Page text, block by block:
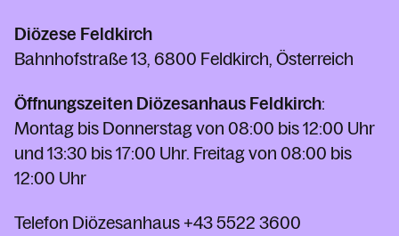
Diözese Feldkirch
Bahnhofstraße 13, 6800 Feldkirch, Österreich
Öffnungszeiten Diözesanhaus Feldkirch:
Montag bis Donnerstag von 08:00 bis 12:00 Uhr
und 13:30 bis 17:00 Uhr. Freitag von 08:00 bis
12:00 Uhr
Telefon Diözesanhaus +43 5522 3600